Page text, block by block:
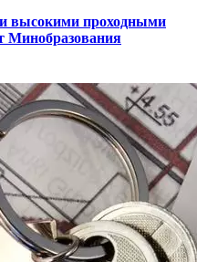
высокими проходными
Минобразования